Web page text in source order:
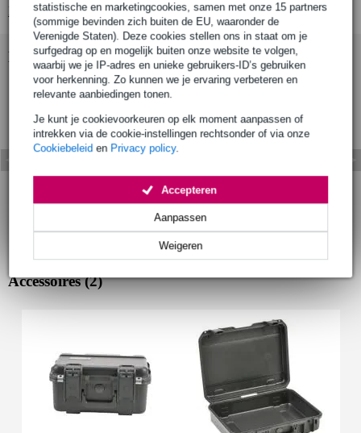
statistische en marketingcookies, samen met onze 15 partners
(sommige bevinden zich buiten de EU, waaronder de
Verenigde Staten). Deze cookies stellen ons in staat om je
surfgedrag op en mogelijk buiten onze website te volgen,
waarbij we je IP-adres en unieke gebruikers-ID’s gebruiken
voor herkenning. Zo kunnen we je ervaring verbeteren en
relevante aanbiedingen tonen.
Je kunt je cookievoorkeuren op elk moment aanpassen of
intrekken via de cookie-instellingen rechtsonder of via onze
Cookiebeleid en Privacy policy.
Weigeren
Aanpassen
Accepteren
Bekijk alle productspecificaties
Bekijk ook eens (4)
Accessoires (2)